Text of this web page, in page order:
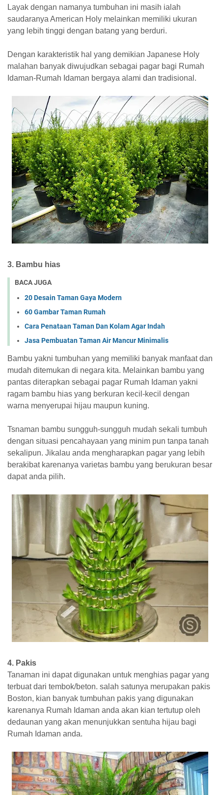
Layak dengan namanya tumbuhan ini masih ialah
saudaranya American Holy melainkan memiliki ukuran
yang lebih tinggi dengan batang yang berduri.
Dengan karakteristik hal yang demikian Japanese Holy
malahan banyak diwujudkan sebagai pagar bagi Rumah
Idaman-Rumah Idaman bergaya alami dan tradisional.
3. Bambu hias
BACA JUGA
20 Desain Taman Gaya Modern
60 Gambar Taman Rumah
Cara Penataan Taman Dan Kolam Agar Indah
Jasa Pembuatan Taman Air Mancur Minimalis
Bambu yakni tumbuhan yang memiliki banyak manfaat dan
mudah ditemukan di negara kita. Melainkan bambu yang
pantas diterapkan sebagai pagar Rumah Idaman yakni
ragam bambu hias yang berkuran kecil-kecil dengan
warna menyerupai hijau maupun kuning.
Tsnaman bambu sungguh-sungguh mudah sekali tumbuh
dengan situasi pencahayaan yang minim pun tanpa tanah
sekalipun. Jikalau anda mengharapkan pagar yang lebih
berakibat karenanya varietas bambu yang berukuran besar
dapat anda pilih.
4. Pakis
Tanaman ini dapat digunakan untuk menghias pagar yang
terbuat dari tembok/beton. salah satunya merupakan pakis
Boston, kian banyak tumbuhan pakis yang digunakan
karenanya Rumah Idaman anda akan kian tertutup oleh
dedaunan yang akan menunjukkan sentuha hijau bagi
Rumah Idaman anda.